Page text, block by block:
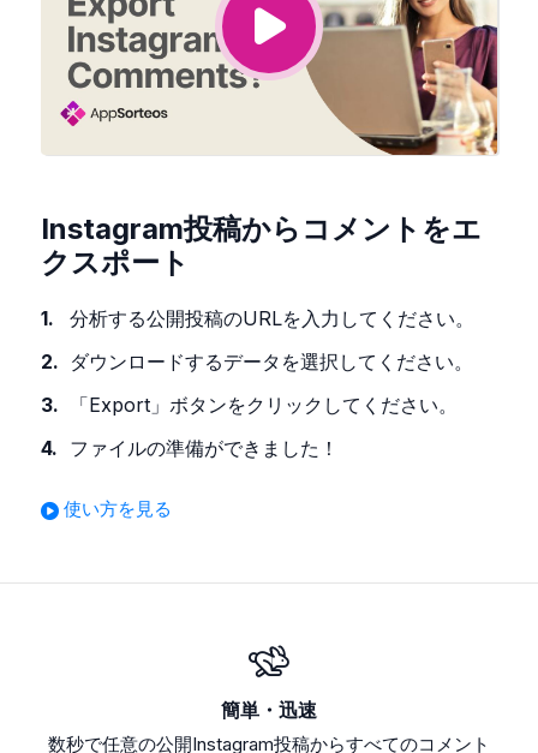
Instagram投稿からコメントをエ
クスポート
分析する公開投稿のURLを入力してください。
ダウンロードするデータを選択してください。
「Export」ボタンをクリックしてください。
ファイルの準備ができました！
使い方を見る
簡単・迅速
数秒で任意の公開Instagram投稿からすべてのコメント